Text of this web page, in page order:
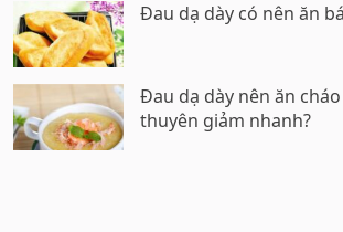
Đau dạ dày có nên ăn
Đau dạ dày nên ăn
thuyên giảm nhanh?